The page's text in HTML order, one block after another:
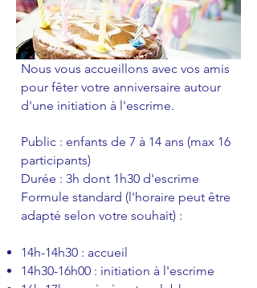
Nous vous accueillons avec vos amis
pour fêter votre anniversaire autour
d'une initiation à l'escrime.
Public : enfants de 7 à 14 ans (max 16
participants)
Durée : 3h dont 1h30 d'escrime
Formule standard (l'horaire peut être
adapté selon votre souhait) :
14h-14h30 : accueil
14h30-16h00 : initiation à l'escrime